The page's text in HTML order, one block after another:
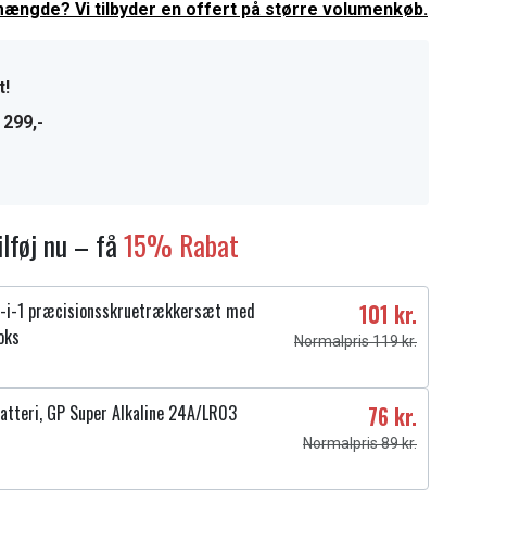
Vi tilbyder en offert på større volumenkøb.
nu – få15% Rabat
i-1 præcisionsskruetrækkersæt med
101 kr.
Normalpris 119 kr.
GP Super Alkaline 24A/LR03 76 kr.
Normalpris 89 kr.